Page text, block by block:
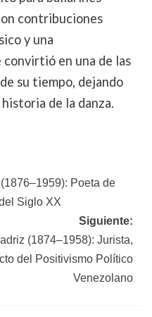
contribuciones
y una
en una de las
su tiempo, dejando
de la danza.
Poeta de
Siglo XX
Siguiente:
(1874–1958): Jurista,
del Positivismo Político
Venezolano